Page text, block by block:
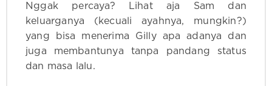
Nggak percaya? Lihat aja Sam dan
keluarganya (kecuali ayahnya, mungkin?)
yang bisa menerima Gilly apa adanya dan
juga membantunya tanpa pandang status
dan masa lalu.